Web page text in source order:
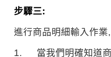
步驟三:
進行商品明細輸入作
1. 當我們明確知道商